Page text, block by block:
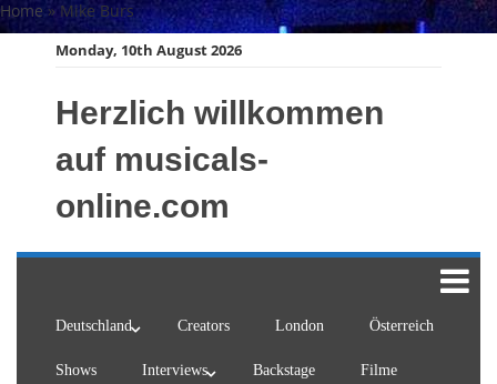
Skip
to
Home» Mike Burs
Monday, 10th August 2026
Herzlich willkommen
auf musicals-
online.com
Deutschland Creators London Österreich
Shows Interviews Backstage Filme